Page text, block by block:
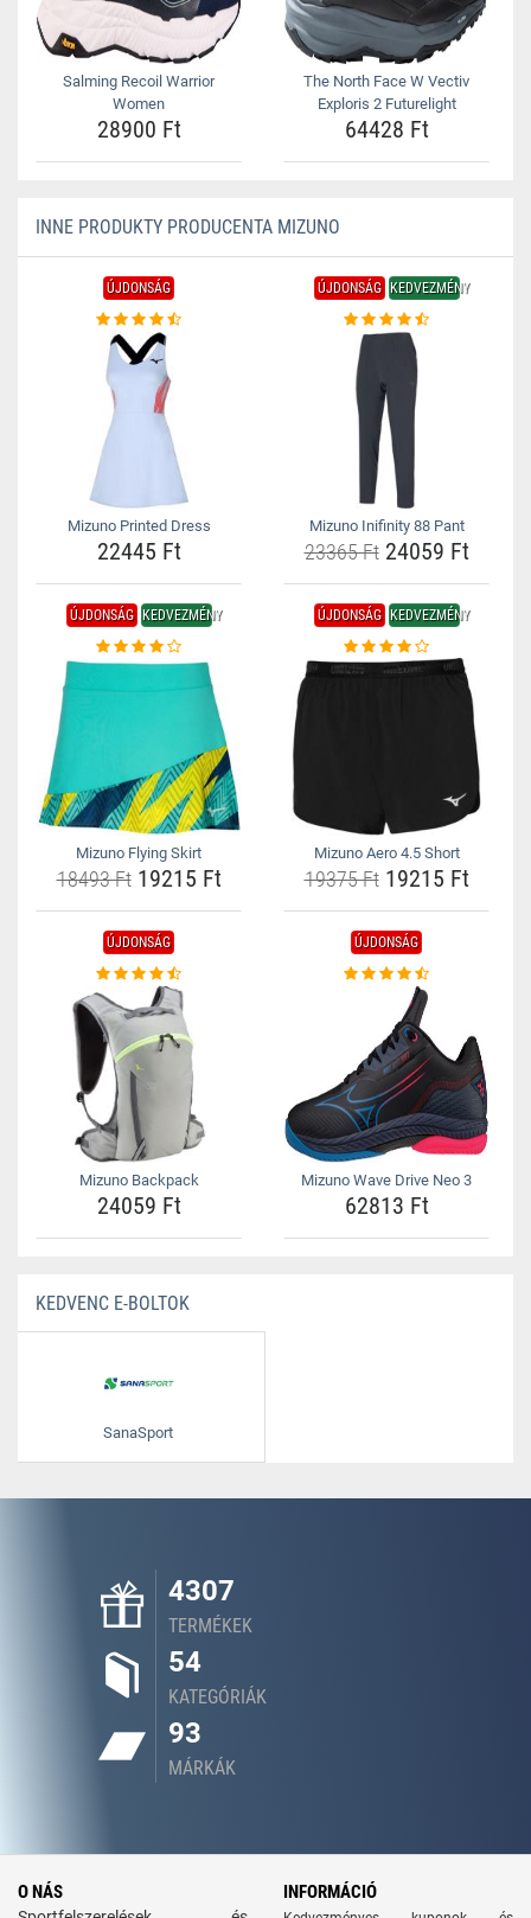
Salming Recoil Warrior
Women
28900 Ft
The North Face W Vectiv
Exploris 2 Futurelight
64428 Ft
INNE PRODUKTY PRODUCENTA MIZUNO
ÚJDONSÁG
Mizuno Printed Dress
22445 Ft
ÚJDONSÁG KEDVEZMÉNY
Mizuno Inifinity 88 Pant
23365 Ft24059 Ft
ÚJDONSÁG KEDVEZMÉNY
Mizuno Flying Skirt
18493 Ft19215 Ft
ÚJDONSÁG KEDVEZMÉNY
Mizuno Aero 4.5 Short
19375 Ft19215 Ft
ÚJDONSÁG
Mizuno Backpack
24059 Ft
ÚJDONSÁG
Mizuno Wave Drive Neo 3
62813 Ft
KEDVENC E-BOLTOK
SanaSport
4307
TERMÉKEK
54
KATEGÓRIÁK
93
MÁRKÁK
O NÁS INFORMÁCIÓ